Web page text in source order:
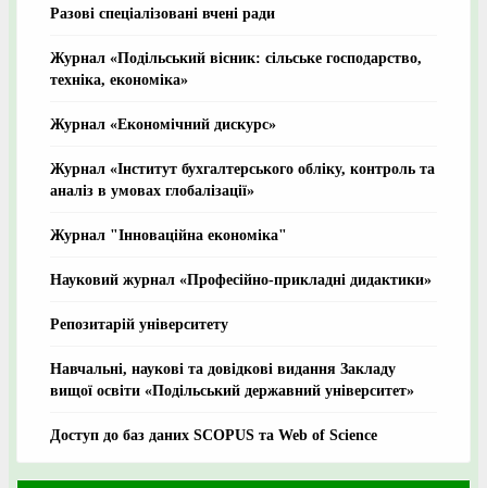
Разові спеціалізовані вчені ради
Журнал «Подільський вісник: сільське господарство,
техніка, економіка»
Журнал «Економічний дискурс»
Журнал «Інститут бухгалтерського обліку, контроль та
аналіз в умовах глобалізації»
Журнал "Інноваційна економіка"
Науковий журнал «Професійно-прикладні дидактики»
Репозитарій університету
Навчальні, наукові та довідкові видання Закладу
вищої освіти «Подільський державний університет»
Доступ до баз даних SCOPUS та Web of Science